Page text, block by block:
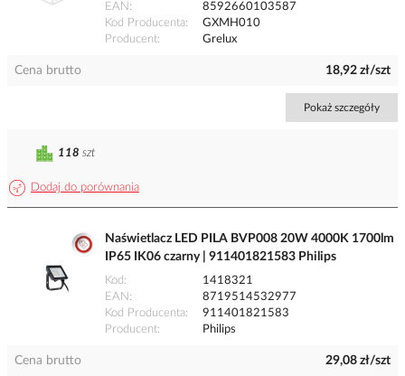
EAN
8592660103587
Kod Producenta
GXMH010
Producent
Grelux
Cena brutto 18,92 zł/szt
Pokaż szczegóły
Dodaj do porównania
118 szt
Naświetlacz LED PILA BVP008 20W 4000K 1700lm
IP65 IK06 czarny | 911401821583 Philips
Kod
1418321
EAN
8719514532977
Kod Producenta
911401821583
Producent
Philips
Cena brutto 29,08 zł/szt